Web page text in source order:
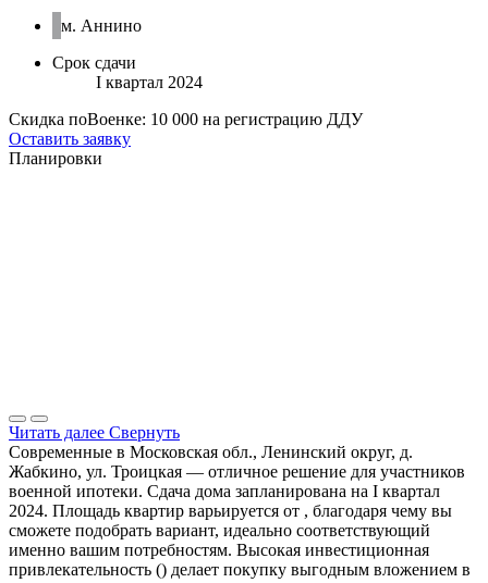
м. Аннино
Срок сдачи
I квартал 2024
Скидка поВоенке: 10 000 на регистрацию ДДУ
Оставить заявку
Планировки
Читать далее Свернуть
Современные в Московская обл., Ленинский округ, д.
Жабкино, ул. Троицкая — отличное решение для участников
военной ипотеки. Сдача дома запланирована на I квартал
2024. Площадь квартир варьируется от , благодаря чему вы
сможете подобрать вариант, идеально соответствующий
именно вашим потребностям. Высокая инвестиционная
привлекательность () делает покупку выгодным вложением в